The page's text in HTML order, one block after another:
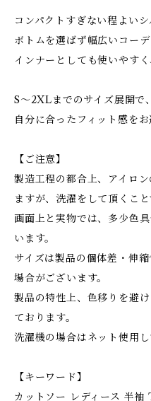
コンパクトすぎない程よいシ
ボトムを選ばず幅広いコーデ
インナーとしても使いやす
S～2XLまでのサイズ展開で、
自分に合ったフィット感をお
【ご注意】
製造工程の都合上、アイロ
ますが、洗濯をして頂くこと
画面上と実物では、多少色
います。
サイズは製品の個体差・伸
場合がございます。
製品の特性上、色移りを避
ております。
洗濯機の場合はネット使用し
【キーワード】
カットソー レディース 半